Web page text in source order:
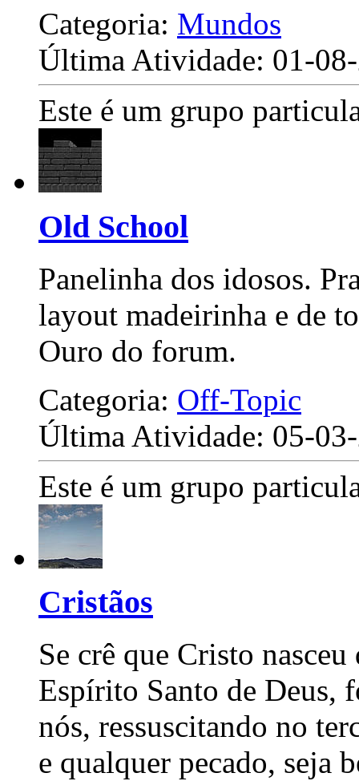
Categoria: Mundos
Última Atividade: 01-
Este é um grupo
Old School
Panelinha dos idosos.
layout madeirinha e de
Ouro do forum.
Categoria: Off-Topic
Última Atividade: 05-
Este é um grupo
Cristãos
Se crê que Cristo
Espírito Santo de Deus,
nós, ressuscitando no
e qualquer pecado, seja